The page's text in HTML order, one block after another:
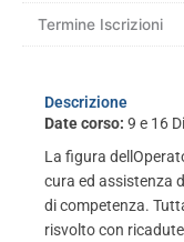
Termine Iscrizioni
Descrizione
Date corso: 9 e 16
La figura
cura ed assistenza
di competenza.
risvolto con